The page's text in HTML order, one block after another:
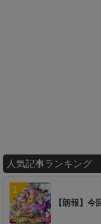
人気記事ランキング
【朗報】